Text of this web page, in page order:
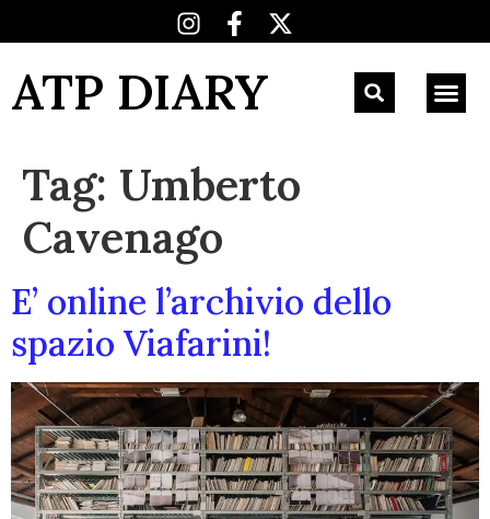
ATP DIARY
Tag: Umberto
Cavenago
E’ online l’archivio dello
spazio Viafarini!